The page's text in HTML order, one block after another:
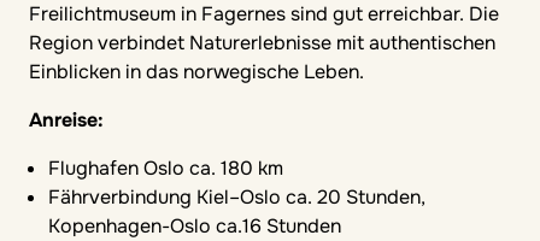
Freilichtmuseum in Fagernes sind gut erreichbar. Die
Region verbindet Naturerlebnisse mit authentischen
Einblicken in das norwegische Leben.
Anreise:
Flughafen Oslo ca. 180 km
Fährverbindung Kiel–Oslo ca. 20 Stunden,
Kopenhagen-Oslo ca.16 Stunden